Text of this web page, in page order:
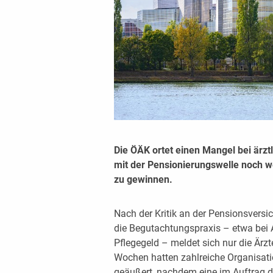
Die ÖÄK ortet einen Mangel bei
mit der Pensionierungswelle noch
zu gewinnen.
Nach der Kritik an der
die Begutachtungspraxis – etwa bei
Pflegegeld – meldet sich nur die
Wochen hatten zahlreiche